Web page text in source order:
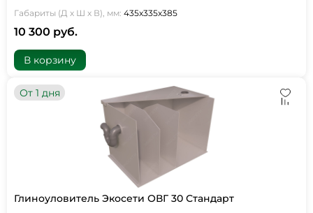
Габариты (Д х Ш х В), мм: 435х335х385
10 300 руб.
В корзину
От 1 дня
Глиноуловитель Экосети ОВГ 30 Стандарт